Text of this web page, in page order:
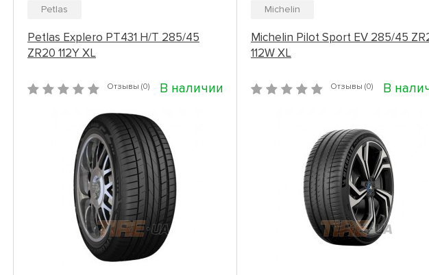
Petlas
Petlas Explero PT431 H/T 285/45
ZR20 112Y XL
Отзывы (0) В наличии
Michelin
Michelin Pilot Sport EV 285/45
112W XL
Отзывы (0) В